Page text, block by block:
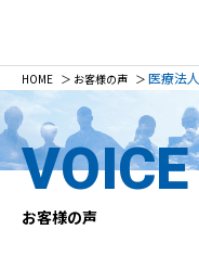
HOME ＞ お客様の声 ＞ 医療法
VOICE
お客様の声